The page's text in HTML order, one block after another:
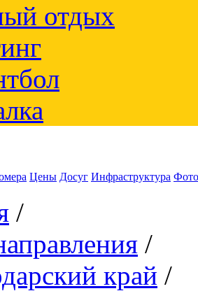
отдых
Цены Досуг Инфраструктура Фото
/
/
край /